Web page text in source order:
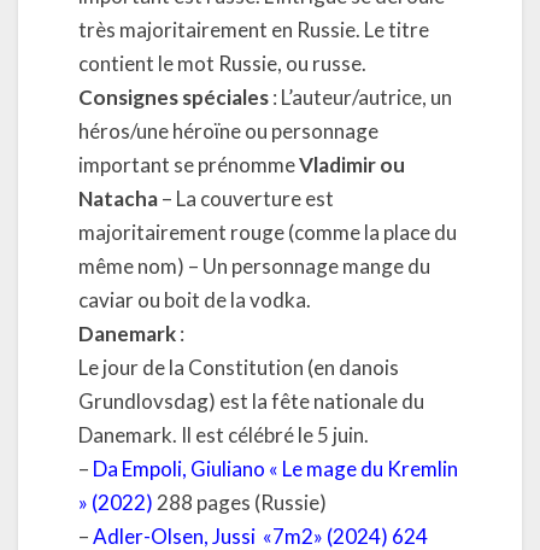
très majoritairement en Russie. Le titre
contient le mot Russie, ou russe.
Consignes spéciales: L’auteur/autrice, un
héros/une héroïne ou personnage
important se prénommeVladimir ou
Natacha– La couverture est
majoritairement rouge (comme la place du
même nom) – Un personnage mange du
caviar ou boit de la vodka.
Danemark:
Le jour de la Constitution (en danois
Grundlovsdag) est la fête nationale du
Danemark. Il est célébré le 5 juin.
– Da Empoli, Giuliano « Le mage du Kremlin
» (2022) 288 pages (Russie)
–Adler-Olsen, Jussi «7m2» (2024) 624